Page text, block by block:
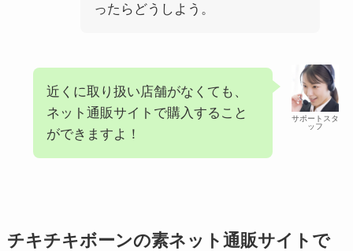
ったらどうしよう。
サポートスタ
ッフ
近くに取り扱い店舗がなくても、
ネット通販サイトで購入すること
ができますよ！
チキチキボーンの素ネット通販サイトで